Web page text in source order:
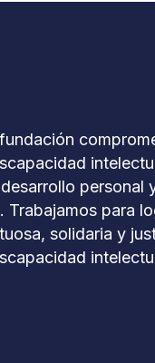
personal
Trabajamos para
solidaria y